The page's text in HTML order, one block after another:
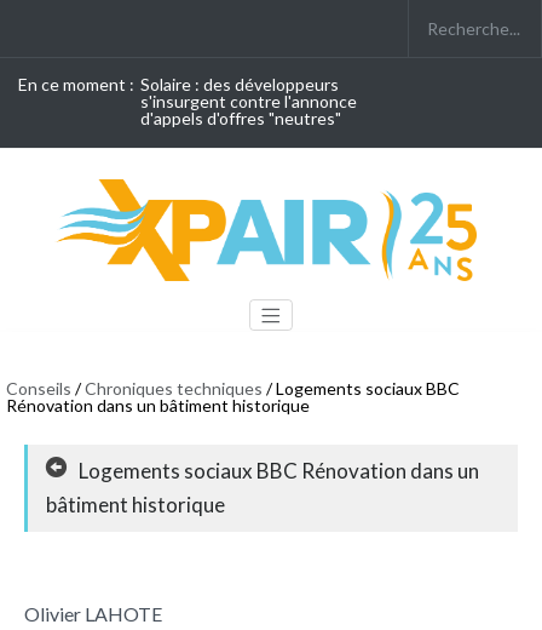
En ce moment : Solaire : des développeurs
s'insurgent contre l'annonce
d'appels d'offres "neutres"
Conseils /Chroniques techniques / Logements sociaux BBC
Rénovation dans un bâtiment historique
Logements sociaux BBC Rénovation dans un
bâtiment historique
Olivier LAHOTE